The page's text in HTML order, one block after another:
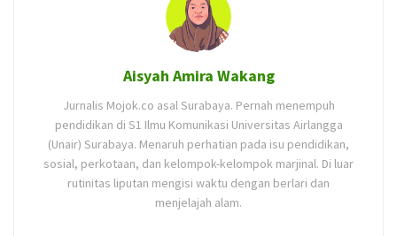
Aisyah Amira Wakang
Jurnalis Mojok.co asal Surabaya. Pernah menempuh
pendidikan di S1 Ilmu Komunikasi Universitas Airlangga
(Unair) Surabaya. Menaruh perhatian pada isu pendidikan,
sosial, perkotaan, dan kelompok-kelompok marjinal. Di luar
rutinitas liputan mengisi waktu dengan berlari dan
menjelajah alam.